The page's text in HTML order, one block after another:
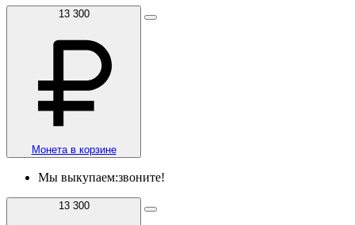
13 300
Монета в корзине
Мы выкупаем:звоните!
13 300